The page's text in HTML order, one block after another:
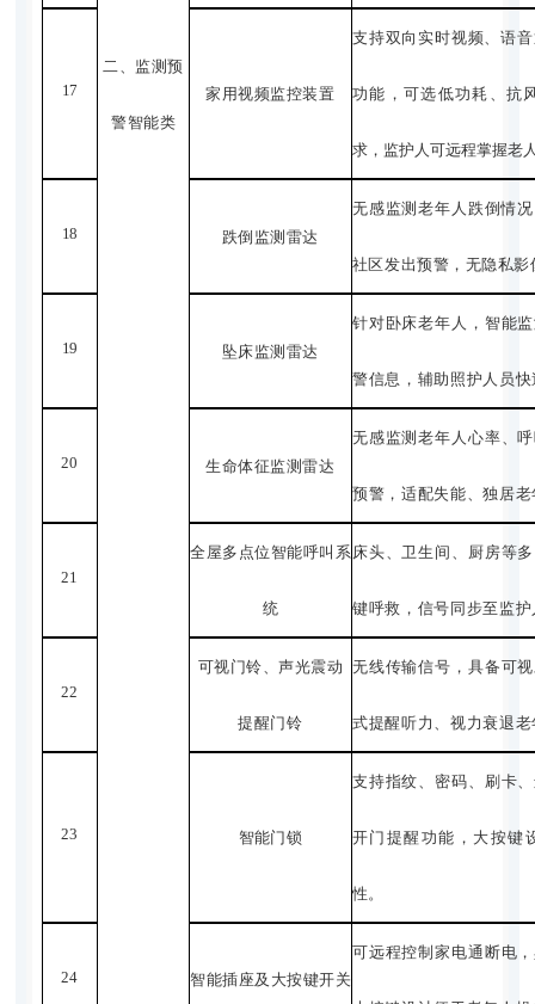
二、监测预
警智能类
17 家用视频监控装置
支持双向实时视频、语
功能，可选低功耗、抗
求，监护人可远程掌握老
18 跌倒监测雷达
无感监测老年人跌倒情
社区发出预警，无隐私影
19 坠床监测雷达
针对卧床老年人，智能
警信息，辅助照护人员
20 生命体征监测雷达
无感监测老年人心率、
预警，适配失能、独居
21
全屋多点位智能呼叫系
统
床头、卫生间、厨房等
键呼救，信号同步至监
22
可视门铃、声光震动
提醒门铃
无线传输信号，具备可
式提醒听力、视力衰退
23 智能门锁
支持指纹、密码、刷卡
开门提醒功能，大按键
性。
24 智能插座及大按键开关
可远程控制家电通断电